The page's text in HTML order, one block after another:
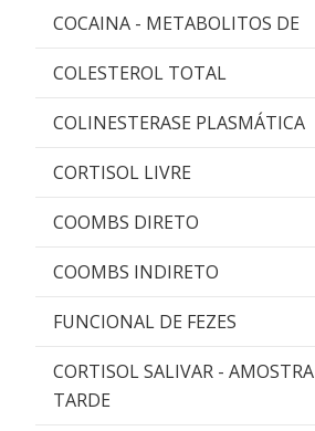
COCAINA - METABOLITOS DE
COLESTEROL TOTAL
COLINESTERASE PLASMÁTICA
CORTISOL LIVRE
COOMBS DIRETO
COOMBS INDIRETO
FUNCIONAL DE FEZES
CORTISOL SALIVAR - AMOSTRA
TARDE